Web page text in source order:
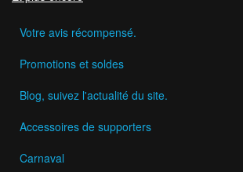
Votre avis récompensé.
Promotions et soldes
Blog, suivez l'actualité du site.
Accessoires de supporters
Carnaval